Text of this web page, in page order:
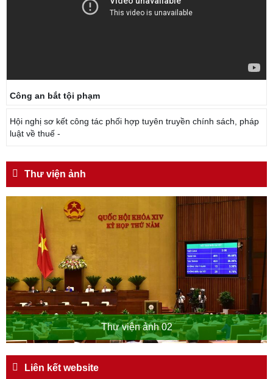
Công an bắt tội phạm
Hội nghị sơ kết công tác phối hợp tuyên truyền chính sách, pháp
luật về thuế -
Thư viện ảnh
Thư viện ảnh 02
Liên kết website